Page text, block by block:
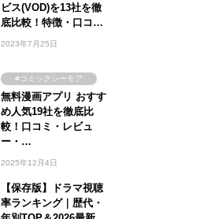
Video
#FOD
#WOWOW
#ABEMA
#Lemino
#DMM TV
ビス(VOD)を13社を徹
底比較！特徴・口コ…
2023年7月25日
#コミックシーモア
#ebookjapan
#まんが王国
無料漫画アプリ おすす
め人気19社を徹底比
較！口コミ・レビュ
ー・…
2025年12月4日
【保存版】ドラマ視聴
率ランキング｜歴代・